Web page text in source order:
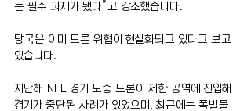
는 필수 과제가 됐다”고 강조했습니다.
당국은 이미 드론 위협이 현실화되고 있다고 보고
있습니다.
지난해 NFL 경기 도중 드론이 제한 공역에 진입해
경기가 중단된 사례가 있었으며, 최근에는 폭발물